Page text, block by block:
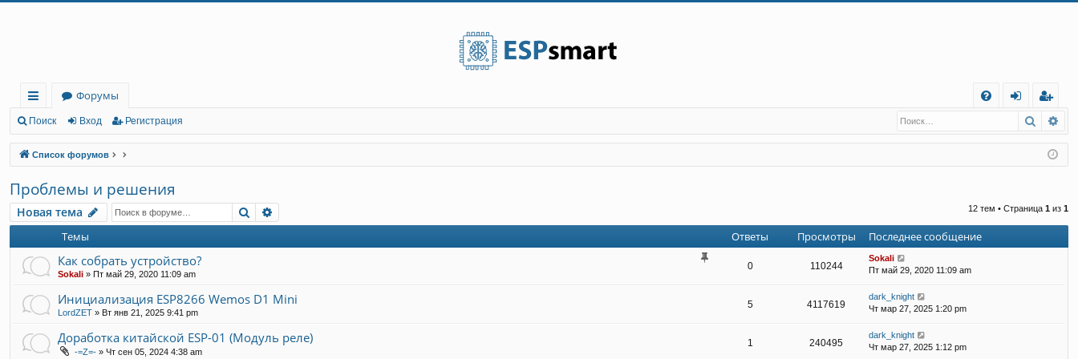
с
ы
лк
и
Форумы
Q
д
г
ис
тр
Поиск Вход Регистрация Поиск
Список форумов
Проблемы и решения
Новая тема
Новая тема Поиск 12 тем • Страница 1 из 1
Темы Ответы Просмотры Последнее сообщение
Как собрать устройство?
Sokali » Пт май 29, 2020 11:09 am
0 110244
Sokali
Пт май 29, 2020 11:09 am
Инициализация ESP8266 Wemos D1 Mini
LordZET » Вт янв 21, 2025 9:41 pm
5 4117619
dark_knight
Чт мар 27, 2025 1:20 pm
Доработка китайской ESP-01 (Модуль реле)
-=Z=- » Чт сен 05, 2024 4:38 am
1 240495
dark_knight
Чт мар 27, 2025 1:12 pm